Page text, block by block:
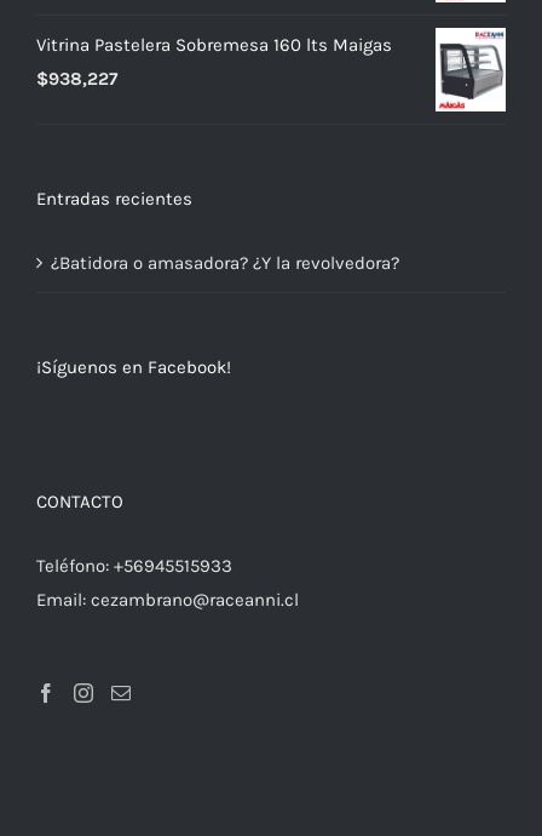
Vitrina Pastelera Sobremesa 160 lts Maigas
$938,227
Entradas recientes
¿Batidora o amasadora? ¿Y la revolvedora?
¡Síguenos en Facebook!
CONTACTO
Teléfono: +56945515933
Email: cezambrano@raceanni.cl